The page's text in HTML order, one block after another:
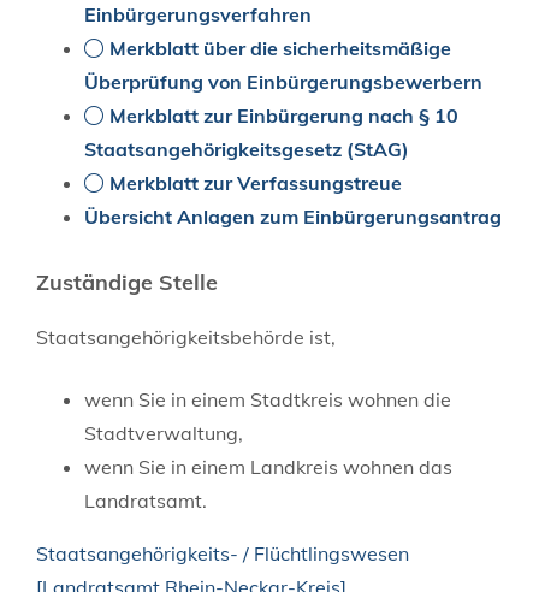
Einbürgerungsverfahren
Merkblatt über die sicherheitsmäßige
Überprüfung von Einbürgerungsbewerbern
Merkblatt zur Einbürgerung nach § 10
Staatsangehörigkeitsgesetz (StAG)
Merkblatt zur Verfassungstreue
Übersicht Anlagen zum Einbürgerungsantrag
Zuständige Stelle
Staatsangehörigkeitsbehörde ist,
wenn Sie in einem Stadtkreis wohnen die
Stadtverwaltung,
wenn Sie in einem Landkreis wohnen das
Landratsamt.
Staatsangehörigkeits- / Flüchtlingswesen
[Landratsamt Rhein-Neckar-Kreis]